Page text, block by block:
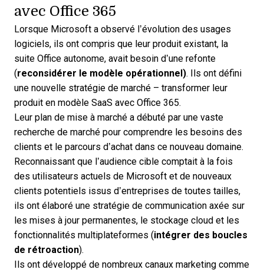
avec Office 365
Lorsque Microsoft a observé l’évolution des usages
logiciels, ils ont compris que leur produit existant, la
suite Office autonome, avait besoin d’une refonte
(reconsidérer le modèle opérationnel). Ils ont défini
une nouvelle stratégie de marché – transformer leur
produit en modèle SaaS avec Office 365.
Leur plan de mise à marché a débuté par une vaste
recherche de marché pour comprendre les besoins des
clients et le parcours d’achat dans ce nouveau domaine.
Reconnaissant que l’audience cible comptait à la fois
des utilisateurs actuels de Microsoft et de nouveaux
clients potentiels issus d’entreprises de toutes tailles,
ils ont élaboré une stratégie de communication axée sur
les mises à jour permanentes, le stockage cloud et les
fonctionnalités multiplateformes (intégrer des boucles
de rétroaction).
Ils ont développé de nombreux canaux marketing comme